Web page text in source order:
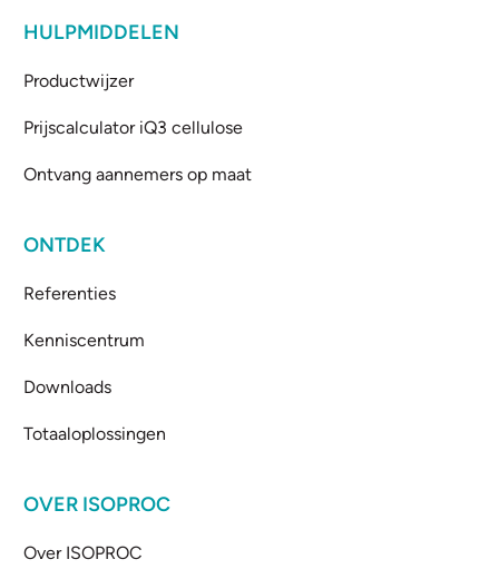
HULPMIDDELEN
Productwijzer
Prijscalculator iQ3 cellulose
Ontvang aannemers op maat
ONTDEK
Referenties
Kenniscentrum
Downloads
Totaaloplossingen
OVER ISOPROC
Over ISOPROC